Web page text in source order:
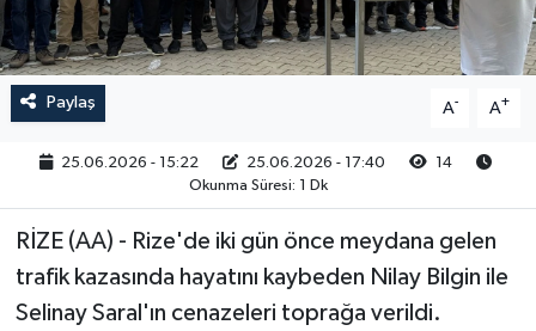
Paylaş A- A+
25.06.2026 - 15:22 25.06.2026 - 17:40
14
Okunma Süresi: 1 Dk
RİZE (AA) - Rize'de iki gün önce meydana gelen
trafik kazasında hayatını kaybeden Nilay Bilgin ile
Selinay Saral'ın cenazeleri toprağa verildi.